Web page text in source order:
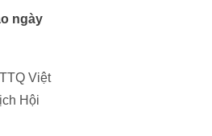
ngày
Việt
Hội